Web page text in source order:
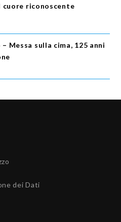
cuore riconoscente
Messa sulla cima, 125 anni
dei Dati